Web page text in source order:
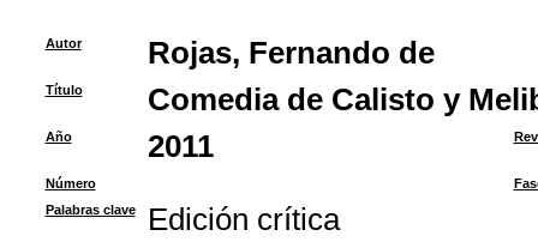
Autor Rojas, Fernando de
Título Comedia de Calisto y
Año 2011
Número
Palabras clave
Edición crítica